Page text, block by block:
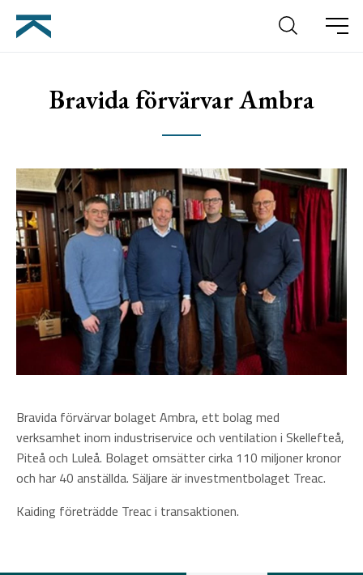
Sök Meny
Bravida förvärvar Ambra
Bravida förvärvar bolaget Ambra, ett bolag med
verksamhet inom industriservice och ventilation i Skellefteå,
Piteå och Luleå. Bolaget omsätter cirka 110 miljoner kronor
och har 40 anställda. Säljare är investmentbolaget Treac.
Kaiding företrädde Treac i transaktionen.